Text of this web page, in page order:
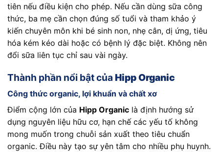
tiên nếu điều kiện cho phép. Nếu cần dùng sữa công
thức, ba mẹ cần chọn đúng số tuổi và tham khảo ý
kiến chuyên môn khi bé sinh non, nhẹ cân, dị ứng, tiêu
hóa kém kéo dài hoặc có bệnh lý đặc biệt. Không nên
đổi sữa liên tục chỉ sau vài ngày.
Thành phần nổi bật của Hipp Organic
Công thức organic, lợi khuẩn và chất xơ
Điểm cộng lớn của Hipp Organic là định hướng sử
dụng nguyên liệu hữu cơ, hạn chế các yếu tố không
mong muốn trong chuỗi sản xuất theo tiêu chuẩn
organic. Điều này tạo sự yên tâm cho nhiều phụ huynh.